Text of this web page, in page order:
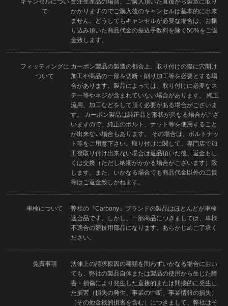
て
かかりますのでご購入後のキャンセルは基本的に出来
ません。どうしてもキャンセルが必要な場合は、お振
り込み頂いた商品代金の振込手数料を除く50%をご返
金致します。
フィッティングに
ついて
カーボン製品の製造の都合上、取り付けの際に穴開け
加工や商品の一部を切断・削り加工等を必要とする場
合があります。製品によっては、取り付けに必要なス
テー等やネジが含まれていない場合があります。 純正
流用、加工などをして頂く必要がある場合がございま
す。 カーボン製品は純正品と形状が異なる場合がござ
いますので、純正のボルト、ナット等を使用すること
が出来ない場合もあります。 その場合は、ボルトナッ
ト等をご用意下さい。取り付けに関して、専門店で加
工後取り付け出来ない場合は返品頂いた後、返金もし
くは交換（ただし納期がかかる場合がございます）致
します。また、いかなる場合でも商品代金以外の工賃
等はご返金致しかねます。
車検について
弊社の『Carbony』ブランドの製品はほとんどが車検
適合品です。しかし、一部商品につきましては、車検
不適合の競技用部品になります。あらかじめご了承く
ださい。
免責事項
法律上の請求原因の種類を問わずいかなる場合におい
ても、弊社の製品自体または製品の使用から生じた障
害・損傷により発生した直接的または間接的に発生し
た損害（損失の発生、事業の中断、事業情報の損失）
（その他金銭的損害を含む）につきまして、弊社はそ